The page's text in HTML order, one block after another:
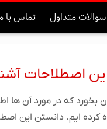
سوالات متداول تماس با
اصطلاحات
بخورد که در مورد آن
کرده ایم. دانستن این